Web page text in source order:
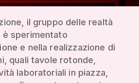
il gruppo delle realtà
sperimentato
e nella realizzazione di
quali tavole rotonde,
laboratoriali in piazza,